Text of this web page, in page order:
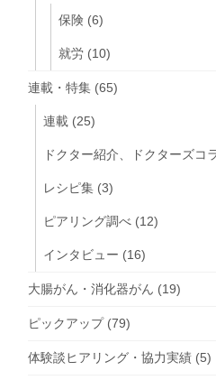
保険 (6)
就労 (10)
連載・特集 (65)
連載 (25)
ドクター紹介、ドクターズコ
レシピ集 (3)
ピアリング調べ (12)
インタビュー (16)
大腸がん・消化器がん (19)
ピックアップ(79)
体験談ヒアリング・協力実績 (5)